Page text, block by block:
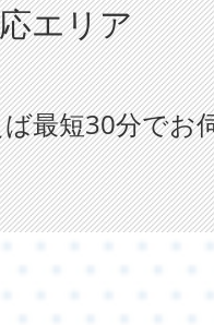
エリア
最短30分でお